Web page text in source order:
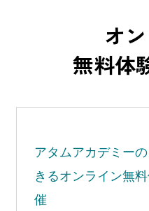
オ
無料体
アタムアカデミーの
きるオンライン無
催